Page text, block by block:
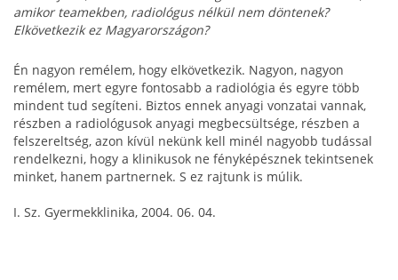
amikor teamekben, radiológus nélkül nem döntenek?
Elkövetkezik ez Magyarországon?
Én nagyon remélem, hogy elkövetkezik. Nagyon, nagyon
remélem, mert egyre fontosabb a radiológia és egyre több
mindent tud segíteni. Biztos ennek anyagi vonzatai vannak,
részben a radiológusok anyagi megbecsültsége, részben a
felszereltség, azon kívül nekünk kell minél nagyobb tudással
rendelkezni, hogy a klinikusok ne fényképésznek tekintsenek
minket, hanem partnernek. S ez rajtunk is múlik.
I. Sz. Gyermekklinika, 2004. 06. 04.